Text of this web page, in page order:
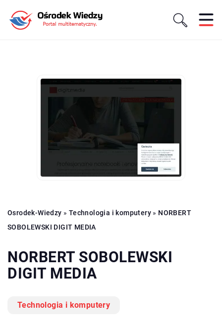
Osrodek-Wiedzy » Technologia i komputery » NORBERT
SOBOLEWSKI DIGIT MEDIA
NORBERT SOBOLEWSKI
DIGIT MEDIA
Technologia i komputery